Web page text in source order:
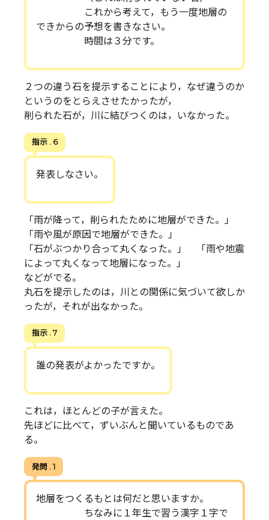
これから考えて，もう一度地層の
できからの予想を書きなさい。
時間は３分です。
２つの違う石を提示することにより，なぜ違うのか
というのをとらえさせたかったが，
削られた石が，川に結びつくのは，いなかった。
指示 . 6
発表しなさい。
「雨が降って，削られたために地層ができた。」
「雨や風が原因で地層ができた。」
「石がぶつかり合って丸くなった。」 「雨や地震
によって丸くなって地層になった。」
などがでる。
丸石を提示したのは，川との関係に気づいて欲しか
ったが，それが出なかった。
指示 . 7
誰の発表がよかったですか。
これは，ほとんどの子が言えた。
先ほどに比べて，ずいぶんと聞いているものであ
る。
発問 . 1
地層をつくるもとは何だと思いますか。
ちなみに１年生で習う漢字１字で